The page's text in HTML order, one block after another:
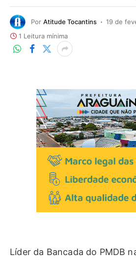
Por Atitude Tocantins
19 de
1 Leitura mínima
Líder da Bancada do PMDB